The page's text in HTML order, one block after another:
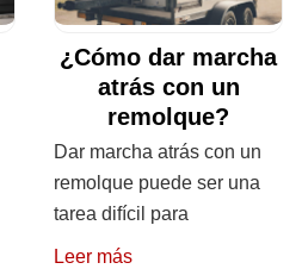
¿Cómo dar marcha
atrás con un
remolque?
Dar marcha atrás con un
remolque puede ser una
tarea difícil para
Leer más